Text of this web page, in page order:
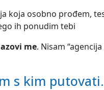
koja osobno prođem,
ih ponudim tebi
me. Nisam “agencija
s kim